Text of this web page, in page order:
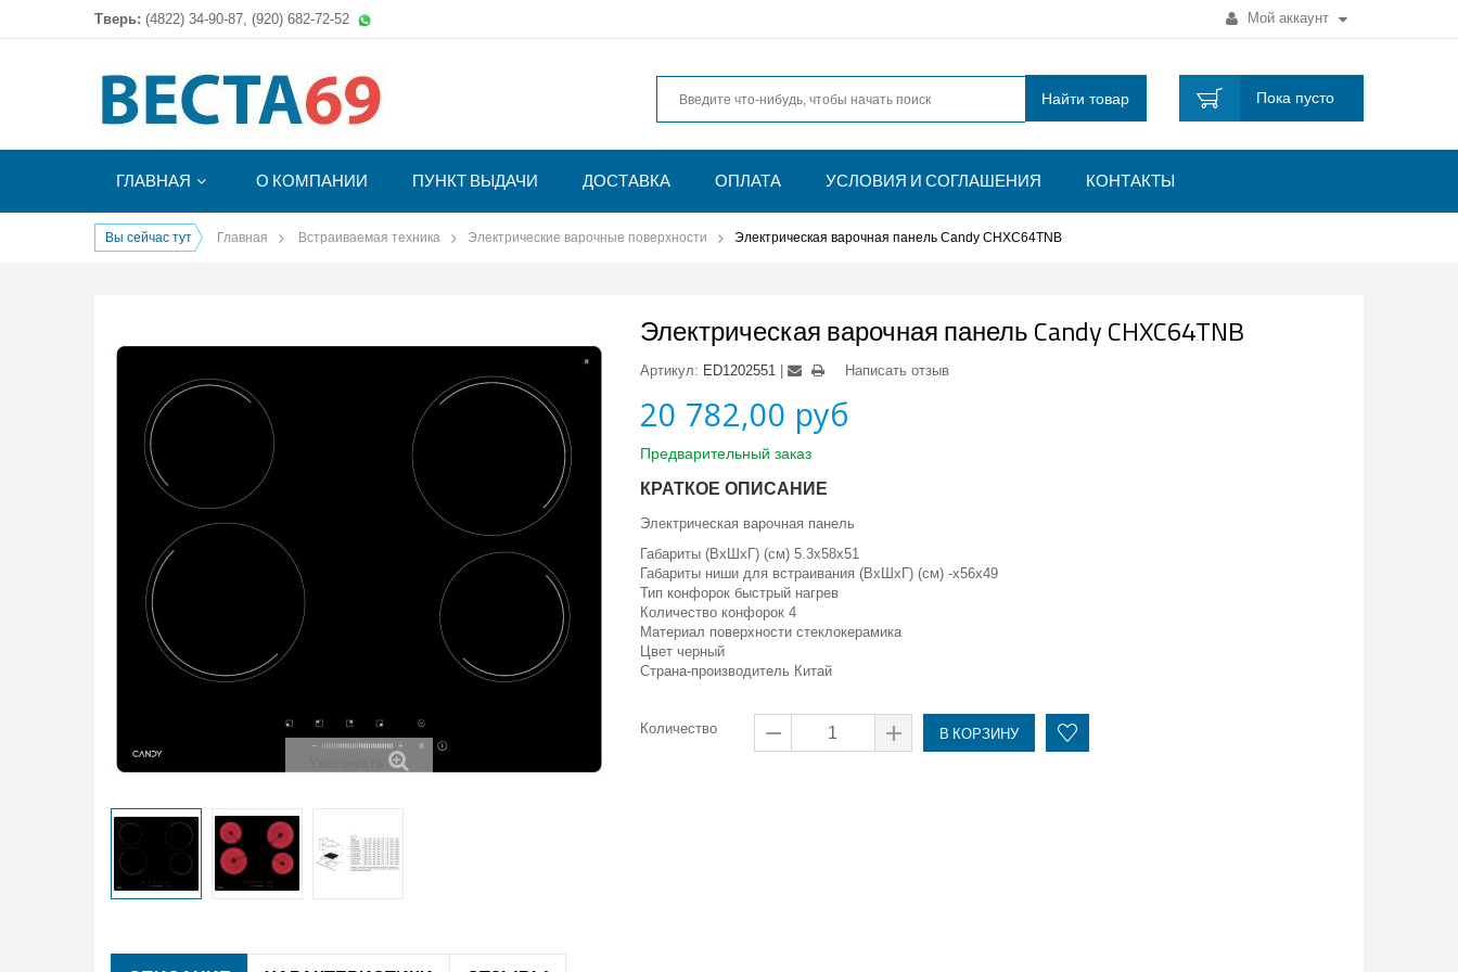
Тверь: (4822) 34-90-87, (920) 682-72-52 Мой аккаунт
Найти товар Пока пусто
ГЛАВНАЯ О КОМПАНИИ ПУНКТ ВЫДАЧИ ДОСТАВКА ОПЛАТА УСЛОВИЯ И СОГЛАШЕНИЯ КОНТАКТЫ
Вы сейчас тут Главная Встраиваемая техника Электрические варочные поверхности Электрическая варочная панель Candy CHXC64TNB
Электрическая варочная панель Candy CHXC64TNB
Артикул: ED1202551 Написать отзыв
20 782,00 руб
Предварительный заказ
КРАТКОЕ ОПИСАНИЕ
Электрическая варочная панель
Габариты (ВxШxГ) (см) 5.3x58x51
Габариты ниши для встраивания (ВxШxГ) (см) -x56x49
Тип конфорок быстрый нагрев
Количество конфорок 4
Материал поверхности стеклокерамика
Цвет черный
Страна-производитель Китай
Количество В КОРЗИНУ